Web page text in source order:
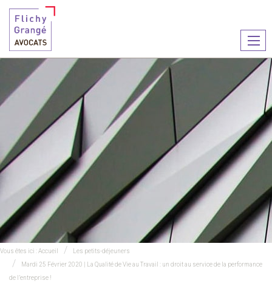
le
Vous êtes ici :Accueil
Les petits-déjeuners
Mardi 25 Février 2020 | La Qualité de Vie au Travail : un droit au service de la performance
de l’entreprise !